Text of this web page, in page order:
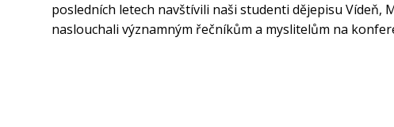
posledních letech navštívili naši studenti dějepisu Vídeň,
naslouchali významným řečníkům a myslitelům na